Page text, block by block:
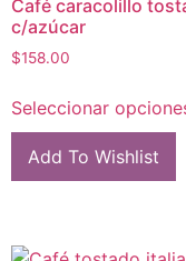
Café caracolillo
c/azúcar
$158.00
Seleccionar
Add To Wishlist